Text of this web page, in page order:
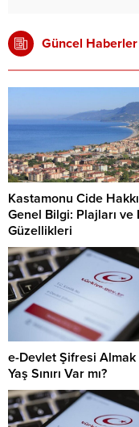
Güncel Haberler
Kastamonu Cide
Genel Bilgi: Plajları ve
Güzellikleri
e-Devlet Şifresi Almak
Yaş Sınırı Var mı?